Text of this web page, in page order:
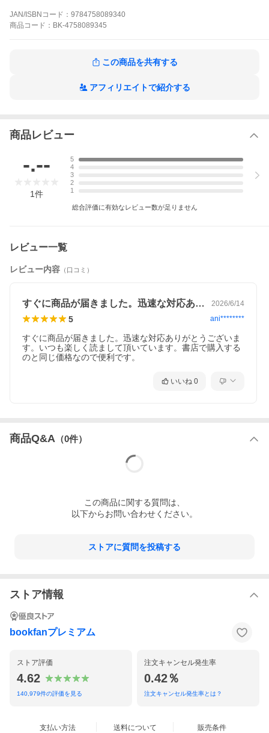
JAN/ISBNコード： 9784758089340
商品 コード： BK-4758089345
この商品を共有する
アフィリエイトで紹介する
商品レビュー
-.--
1件
5
4
3
2
1
総合評価に有効なレビュー数が足りません
レビュー一覧
レビュー内容 （口コミ）
すぐに商品が届きました。迅速な対応あり… 2026/6/14
5 ani********
すぐに商品が届きました。迅速な対応ありがとうございま
す。いつも楽しく読まして頂いています。書店で購入する
のと同じ価格なので便利です。
いいね 0
商品Q&A （0件）
この商品に関する質問は、
以下からお問い合わせください。
ストアに質問を投稿する
ストア情報
bookfanプレミアム
ストア評価
4.62
140,979件の評価を見る
注文キャンセル発生率
0.42％
注文キャンセル発生率とは？
支払い方法 送料について 販売条件